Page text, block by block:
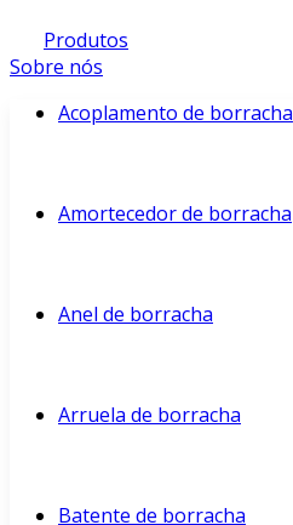
Produtos
Sobre nós
Acoplamento de borracha
Amortecedor de borracha
Anel de borracha
Arruela de borracha
Batente de borracha